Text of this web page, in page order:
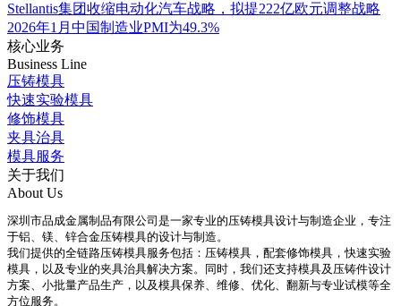
Stellantis集团收缩电动化汽车战略，拟提222亿欧元调整战略
2026年1月中国制造业PMI为49.3%
核心业务
Business Line
压铸模具
快速实验模具
修饰模具
夹具治具
模具服务
关于我们
About Us
深圳市品成金属制品有限公司是一家专业的压铸模具设计与制造企业，专注
于铝、镁、锌合金压铸模具的设计与制造。
我们提供的全链路压铸模具服务包括：压铸模具，配套修饰模具，快速实验
模具，以及专业的夹具治具解决方案。同时，我们还支持模具及压铸件设计
方案、小批量产品生产，以及模具保养、维修、优化、翻新与专业试模等全
方位服务。